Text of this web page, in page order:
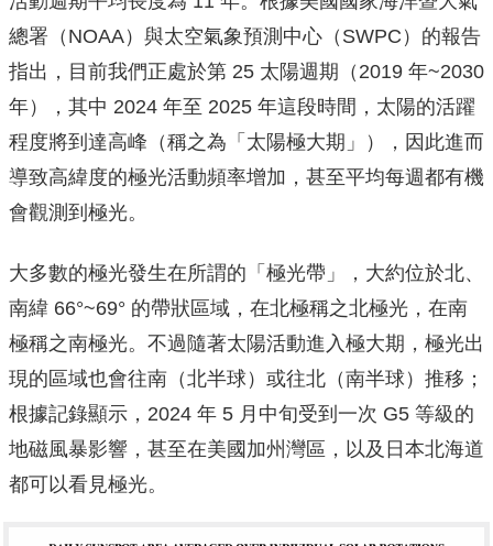
總署（NOAA）與太空氣象預測中心（SWPC）的報告
指出，目前我們正處於第 25 太陽週期（2019 年~2030
年），其中 2024 年至 2025 年這段時間，太陽的活躍
程度將到達高峰（稱之為「太陽極大期」），因此進而
導致高緯度的極光活動頻率增加，甚至平均每週都有機
會觀測到極光。
大多數的極光發生在所謂的「極光帶」，大約位於北、
南緯 66°~69° 的帶狀區域，在北極稱之北極光，在南
極稱之南極光。不過隨著太陽活動進入極大期，極光出
現的區域也會往南（北半球）或往北（南半球）推移；
根據記錄顯示，2024 年 5 月中旬受到一次 G5 等級的
地磁風暴影響，甚至在美國加州灣區，以及日本北海道
都可以看見極光。